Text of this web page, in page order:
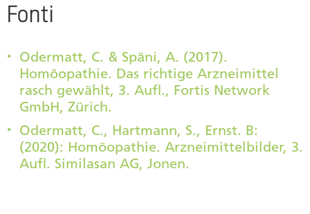
Fonti
Odermatt, C. & Späni, A. (2017).
Homöopathie. Das richtige Arzneimittel
rasch gewählt, 3. Aufl., Fortis Network
GmbH, Zürich.
Odermatt, C., Hartmann, S., Ernst. B:
(2020): Homöopathie. Arzneimittelbilder, 3.
Aufl. Similasan AG, Jonen.